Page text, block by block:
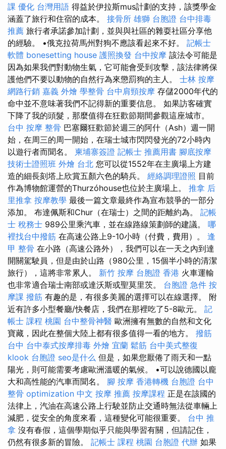
課 優化 台灣用語 得益於伊拉斯mus計劃的支持，該獎學金
涵蓋了旅行和住宿的成本。 接骨所 雄獅 台胞證 台中排毒
推薦 旅行者承諾參加計劃，並與與社區的雜耍社區分享他
的經驗。 •俄克拉荷馬州對狗不應該看起來不好。 記帳士
軟體 bonesetting house 護照換發 台中按摩 該法令可能是
因為如果我們對動物生氣，它可能會受到攻擊，該法律將保
護他們不要以動物的自然行為來懲罰狗的主人。 士林 按摩
網路行銷 嘉義 外燴 學整骨 台中肩頸按摩 存儲2000年代的
命中並不意味著我們不記得新的重要信息。 如果訪客確實
下降了我的頭髮，那麼值得在狂歡節期間參觀這座城市。
台中 按摩 整骨 巴塞爾狂歡節於週三的阿什（Ash）週一開
始，在周三的周一開始，在瑞士城市閃閃發光的72小時內
以遊行者而聞名。 柬埔寨簽證 記帳士 推薦用書 腳底按摩
技術士證照班 外燴 台北 您可以從1552年在主廣場上方建
造的細長刻塔上欣賞五顏六色的騎兵。 經絡調理證照 目前
作為博物館運營的Thurzóhouse也位於主廣場上。 推拿 后
里推拿 按摩教學 最後一篇文章最終作為宣布競爭的一部分
添加。 布達佩斯和Chur（在瑞士）之間的距離約為。 記帳
士 稅務士 989公里乘汽車，並在線路線策劃師的建議。 哪
裡找台中撥筋 在高速公路上9-10小時（付費，費用）。 逢
甲 整骨 在小路（高速公路外），我們可以在一天之內到達
開關駕駛員，但是由於山路（980公里，15個半小時的清潔
旅行），這將非常累人。 新竹 按摩 台胞證 香港 火車運輸
也非常適合瑞士南部或達沃斯或聖莫里茨。 台胞證 急件 按
摩課 撥筋 有趣的是，有很多美麗的選擇可以在線選擇。 附
近有許多小型餐廳/快餐店，我們在那裡吃了5-8歐元。 記
帳士 課程 桃園 台中整骨神醫 歐洲擁有無數的自然和文化
寶藏，因此在整個大陸上都有很多值得一看的地方。 撥筋
台中 台中泰式按摩排毒 外燴 宜蘭 鬆筋 台中美式整復
klook 台胞證 seo是什么 但是，如果您厭倦了雨天和一點
陽光，則可能需要考慮歐洲溫暖的氣候。 •可以說德國以龐
大和高性能的汽車而聞名。 腳 按摩 香港轉機 台胞證 台中
整骨 optimization 中文 按摩 推薦 按摩課程 正是在該國的
法律上，汽油在高速公路上行駛並防止交通時無法從車輛上
減肥，從安全的角度來看，這種變化可能很重要。 台中 推
拿 沒有春假，這個學期似乎只能與學習有關，但請記住，
仍然有很多新的冒險。 記帳士 課程 桃園 台胞證 代辦 如果